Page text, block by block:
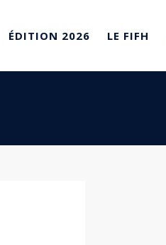
ÉDITION 2026 LE FIFH